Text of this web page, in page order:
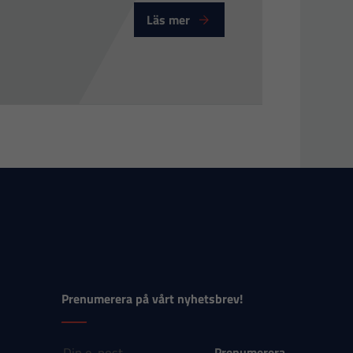
Läs mer
Prenumerera på vårt nyhetsbrev!
E-post